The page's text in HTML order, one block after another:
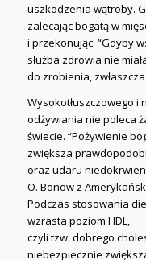
uszkodzenia wątroby.
zalecając bogatą w
i przekonując: “Gdyby
służba zdrowia nie
do zrobienia,
Wysokotłuszczowego
odżywiania nie poleca
świecie. “Pożywienie
zwiększa
oraz udaru
O. Bonow z
Podczas stosowania
wzrasta poziom HDL,
czyli tzw. dobrego
niebezpiecznie